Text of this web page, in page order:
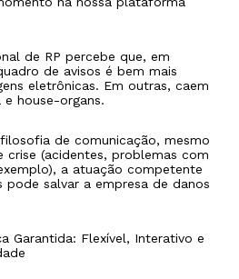
de RP percebe que, em
de avisos é bem mais
eletrônicas. Em outras, caem
house-organs.
de comunicação, mesmo
crise (acidentes, problemas com
a atuação competente
salvar a empresa de danos
Garantida: Flexível, Interativo e